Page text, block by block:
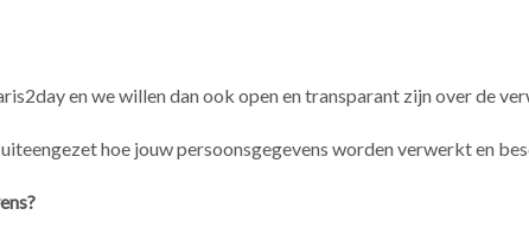
en we willen dan ook open en transparant zijn over de
hoe jouw persoonsgegevens worden verwerkt en